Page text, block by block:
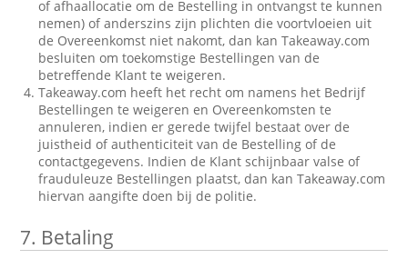
of afhaallocatie om de Bestelling in ontvangst te kunnen
nemen) of anderszins zijn plichten die voortvloeien uit
de Overeenkomst niet nakomt, dan kan Takeaway.com
besluiten om toekomstige Bestellingen van de
betreffende Klant te weigeren.
Takeaway.com heeft het recht om namens het Bedrijf
Bestellingen te weigeren en Overeenkomsten te
annuleren, indien er gerede twijfel bestaat over de
juistheid of authenticiteit van de Bestelling of de
contactgegevens. Indien de Klant schijnbaar valse of
frauduleuze Bestellingen plaatst, dan kan Takeaway.com
hiervan aangifte doen bij de politie.
7. Betaling